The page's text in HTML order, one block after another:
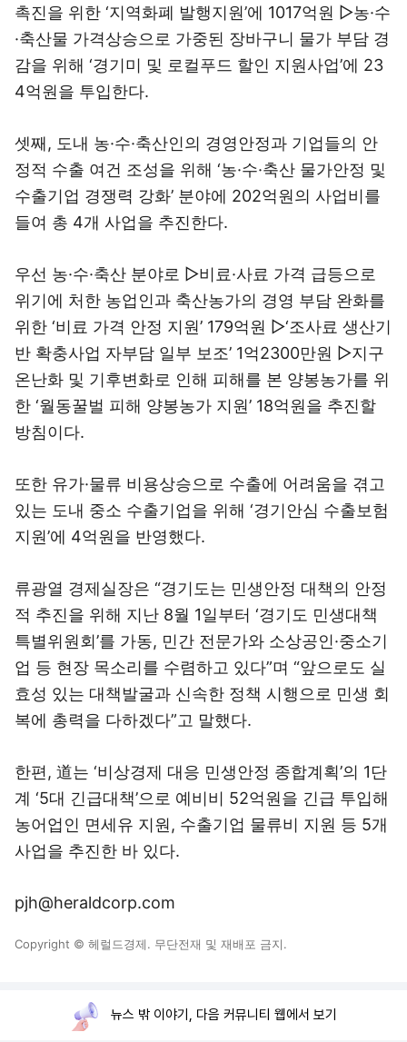
촉진을 위한 ‘지역화폐 발행지원’에 1017억원 ▷농·수
·축산물 가격상승으로 가중된 장바구니 물가 부담 경
감을 위해 ‘경기미 및 로컬푸드 할인 지원사업’에 23
4억원을 투입한다.
셋째, 도내 농·수·축산인의 경영안정과 기업들의 안
정적 수출 여건 조성을 위해 ‘농·수·축산 물가안정 및
수출기업 경쟁력 강화’ 분야에 202억원의 사업비를
들여 총 4개 사업을 추진한다.
우선 농·수·축산 분야로 ▷비료·사료 가격 급등으로
위기에 처한 농업인과 축산농가의 경영 부담 완화를
위한 ‘비료 가격 안정 지원’ 179억원 ▷‘조사료 생산기
반 확충사업 자부담 일부 보조’ 1억2300만원 ▷지구
온난화 및 기후변화로 인해 피해를 본 양봉농가를 위
한 ‘월동꿀벌 피해 양봉농가 지원’ 18억원을 추진할
방침이다.
또한 유가·물류 비용상승으로 수출에 어려움을 겪고
있는 도내 중소 수출기업을 위해 ‘경기안심 수출보험
지원’에 4억원을 반영했다.
류광열 경제실장은 “경기도는 민생안정 대책의 안정
적 추진을 위해 지난 8월 1일부터 ‘경기도 민생대책
특별위원회’를 가동, 민간 전문가와 소상공인·중소기
업 등 현장 목소리를 수렴하고 있다”며 “앞으로도 실
효성 있는 대책발굴과 신속한 정책 시행으로 민생 회
복에 총력을 다하겠다”고 말했다.
한편, 道는 ‘비상경제 대응 민생안정 종합계획’의 1단
계 ‘5대 긴급대책’으로 예비비 52억원을 긴급 투입해
농어업인 면세유 지원, 수출기업 물류비 지원 등 5개
사업을 추진한 바 있다.
pjh@heraldcorp.com
Copyright © 헤럴드경제. 무단전재 및 재배포 금지.
뉴스 밖 이야기, 다음 커뮤니티 웹에서 보기